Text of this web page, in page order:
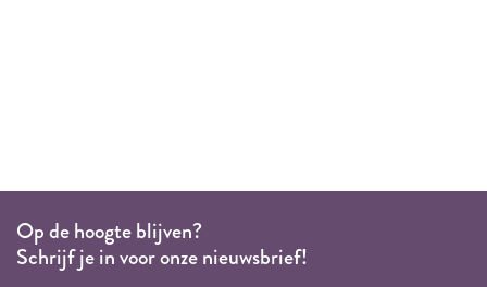
Op de hoogte blijven?
Schrijf je in voor onze nieuwsbrief!